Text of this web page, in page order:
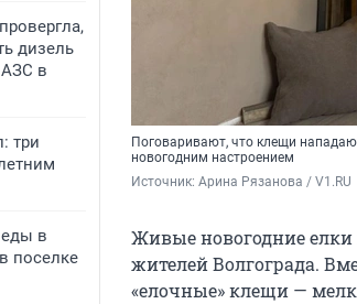
дизель
АЗС в
три
в
поселке
Поговаривают, что клещи
новогодним настроением
Источник: Арина Рязанова / V1.RU
Живые новогодние
жителей Волгограда.
«елочные» клещи —